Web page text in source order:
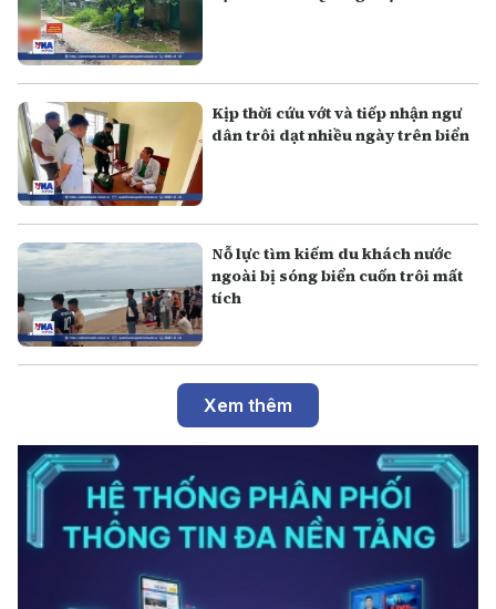
Kịp thời cứu vớt và tiếp nhận ngư
dân trôi dạt nhiều ngày trên biển
Nỗ lực tìm kiếm du khách nước
ngoài bị sóng biển cuốn trôi mất
tích
Xem thêm